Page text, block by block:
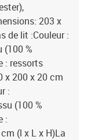
203 x
de lit :Couleur :
%
: ressorts
x 200 x 20 cm
:
(100 %
:
(l x L x H)La